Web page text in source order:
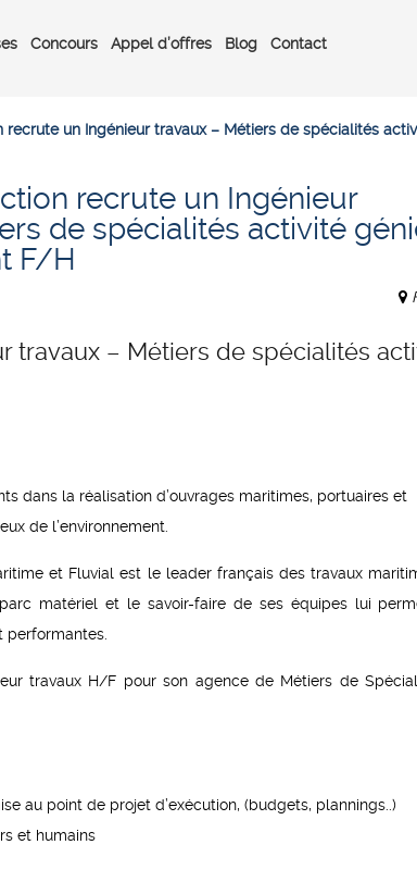
Concours Appel d’offres Blog Contact
recrute un Ingénieur travaux – Métiers de spécialités
recrute un Ingénieur
de spécialités activité
F/H
travaux – Métiers de spécialités
dans la réalisation d’ouvrages maritimes, portuaires et
de l’environnement.
et Fluvial est le leader français des travaux
matériel et le savoir-faire de ses équipes lui
performantes.
travaux H/F pour son agence de Métiers de
au point de projet d’exécution, (budgets, plannings..)
et humains